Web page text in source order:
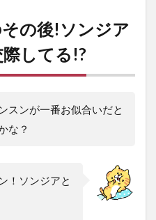
の後!ソンジア
してる!?
スンが一番お似合いだと
な？
！ソンジアと